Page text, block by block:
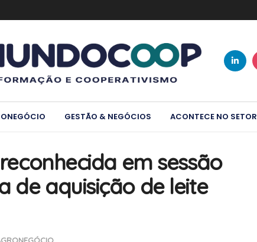
GESTÃO & NEGÓCIOS ACONTECE NO SETOR
em sessão
de aquisição de leite